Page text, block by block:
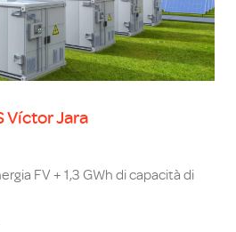
Víctor Jara
FV + 1,3 GWh di capacità di